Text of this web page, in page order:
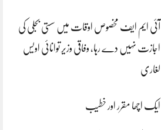
آئی ایم ایف مخصوص اوقات میں سستی بجلی کی
اجازت نہیں دے رہا، وفاقی وزیر توانائی اویس
لغاری
ایک اچھا مقرر اور خطیب